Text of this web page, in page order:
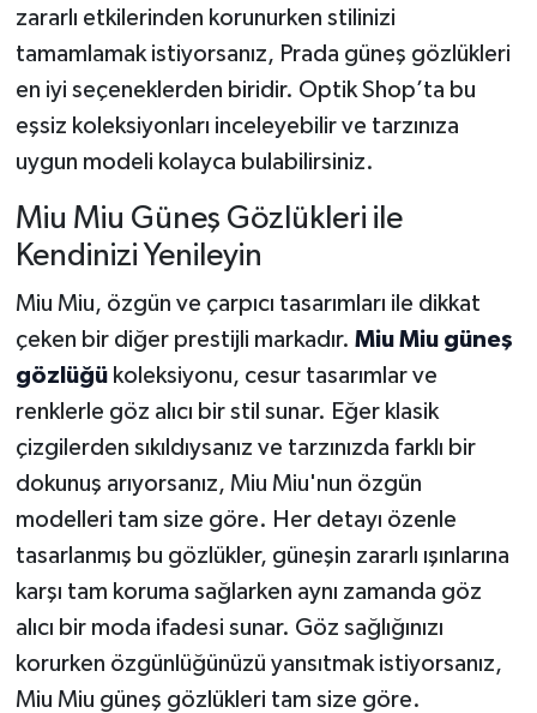
zararlı etkilerinden korunurken stilinizi
tamamlamak istiyorsanız, Prada güneş gözlükleri
en iyi seçeneklerden biridir. Optik Shop’ta bu
eşsiz koleksiyonları inceleyebilir ve tarzınıza
uygun modeli kolayca bulabilirsiniz.
Miu Miu Güneş Gözlükleri ile
Kendinizi Yenileyin
Miu Miu, özgün ve çarpıcı tasarımları ile dikkat
çeken bir diğer prestijli markadır. Miu Miu güneş
gözlüğükoleksiyonu, cesur tasarımlar ve
renklerle göz alıcı bir stil sunar. Eğer klasik
çizgilerden sıkıldıysanız ve tarzınızda farklı bir
dokunuş arıyorsanız, Miu Miu'nun özgün
modelleri tam size göre. Her detayı özenle
tasarlanmış bu gözlükler, güneşin zararlı ışınlarına
karşı tam koruma sağlarken aynı zamanda göz
alıcı bir moda ifadesi sunar. Göz sağlığınızı
korurken özgünlüğünüzü yansıtmak istiyorsanız,
Miu Miu güneş gözlükleri tam size göre.
BİLİM TEKNOLOJİ
ASAYİŞ
SEÇİM 2015
ÇEVRE
BİLİM VE TEKNOLOJİ
YARIŞMALAR
TANITIM
HABERDE İNSAN